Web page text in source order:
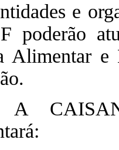
e
poderão
Alimentar